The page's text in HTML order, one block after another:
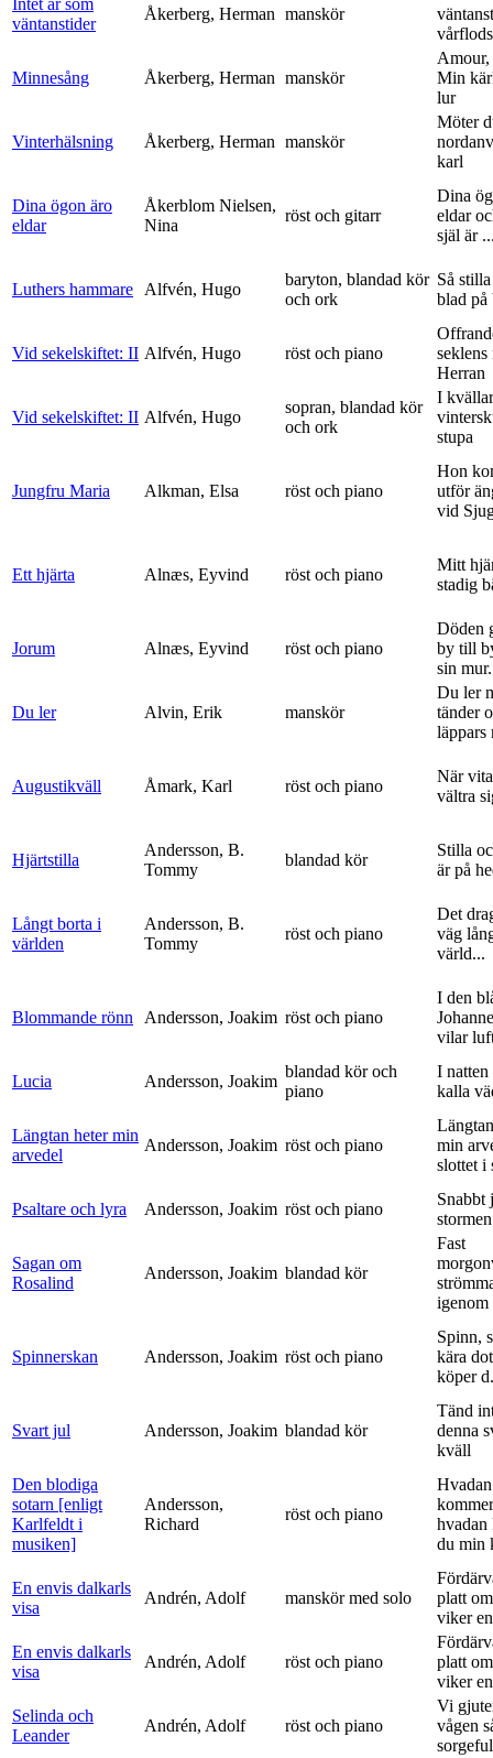
väntanstider
Åkerberg, Herman manskör
Minnesång Åkerberg, Herman manskör
Min
lur
Vinterhälsning Åkerberg, Herman manskör
Möter
karl
Dina ögon äro
eldar
Åkerblom Nielsen,
Nina
röst och gitarr
Dina
eldar
själ är
Luthers hammare Alfvén, Hugo
baryton, blandad kör
och ork
Så
blad på
Vid sekelskiftet: II Alfvén, Hugo röst och piano
Herran
Vid sekelskiftet: II Alfvén, Hugo
sopran, blandad kör
och ork
I
stupa
Jungfru Maria Alkman, Elsa röst och piano
Hon
utför
vid
Ett hjärta Alnæs, Eyvind röst och piano
Mitt
stadig
Jorum Alnæs, Eyvind röst och piano
Döden
by till
sin
Du ler Alvin, Erik manskör
Du ler
tänder
läppars
Augustikväll Åmark, Karl röst och piano
När
vältra
Hjärtstilla
Andersson, B.
Tommy
blandad kör
Stilla
är på
Långt borta i
världen
Andersson, B.
Tommy
röst och piano
Det
väg
värld...
Blommande rönn Andersson, Joakim röst och piano
I den
vilar
Lucia Andersson, Joakim
blandad kör och
piano
I natten
kalla
Längtan heter min
arvedel
Andersson, Joakim röst och piano
min
slottet i
Psaltare och lyra Andersson, Joakim röst och piano
Snabbt
Sagan om
Rosalind
Andersson, Joakim blandad kör
Fast
igenom
Spinnerskan Andersson, Joakim röst och piano
Spinn,
kära
köper
Svart jul Andersson, Joakim blandad kör
Tänd
denna
kväll
Den blodiga
sotarn [enligt
Karlfeldt i
musiken]
Andersson,
Richard
röst och piano
Hvadan
hvadan
du min
En envis dalkarls
visa
Andrén, Adolf manskör med solo
platt
viker
En envis dalkarls
visa
Andrén, Adolf röst och piano
platt
viker
Selinda och
Leander
Andrén, Adolf röst och piano
Vi
vågen